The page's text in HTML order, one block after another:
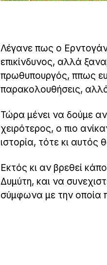
Λέγανε πως ο Ερντογάν
επικίνδυνος, αλλά
πρωθυπουργός, ππως
παρακολουθήσεις,
Τώρα μένει να δούμε αν
χειρότερος, ο πιο
ιστορία, τότε κι αυτός
Εκτός κι αν βρεθεί
Δυμύτη, και να
σύμφωνα με την οποία